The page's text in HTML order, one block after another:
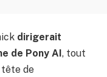
dirigerait
de Pony AI, tout
de